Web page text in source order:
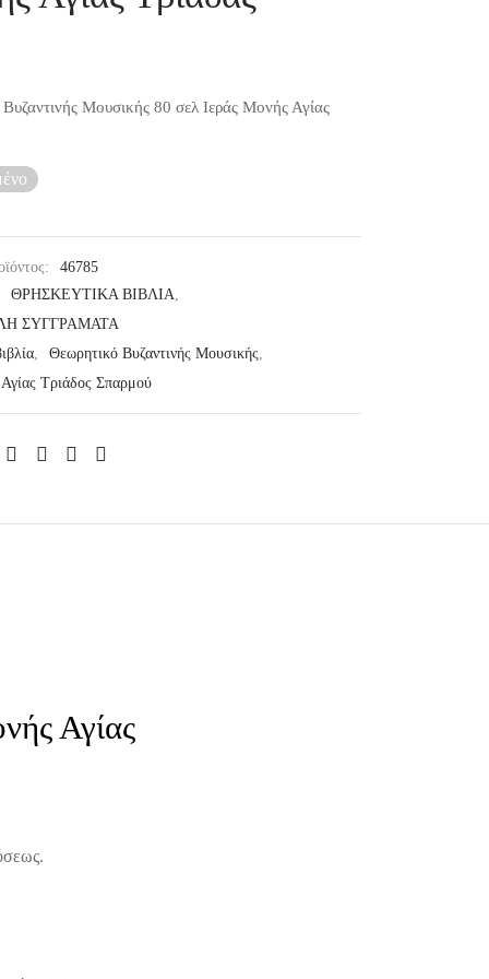
Μουσικής 80 σελ Ιεράς Μονής Αγίας
46785
ΘΡΗΣΚΕΥΤΙΚΑ ΒΙΒΛΙΑ,
ΣΥΓΓΡΑΜΑΤΑ
Θεωρητικό Βυζαντινής Μουσικής
Τριάδος Σπαρμού
Αγίας